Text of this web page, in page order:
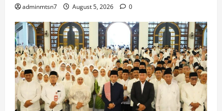
adminmtsn7 August 5, 2026 0